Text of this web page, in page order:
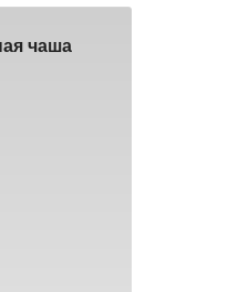
чаша